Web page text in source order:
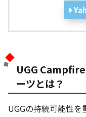
UGG Campfire
ーツとは？
UGGの持続可能性